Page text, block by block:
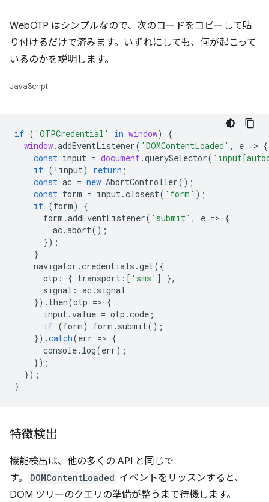
WebOTP はシンプルなので、次のコードをコピーして貼
り付けるだけで済みます。いずれにしても、何が起こって
いるのかを説明します。
JavaScript
if ( 'OTPCredential' in window)
{
window.addEventListener( 'DOMContentLoaded' , e => {
const input = document.querySelector(
if ( ! input) return ;
const ac = new AbortController();
const form = input.closest( 'form' );
if (form)
{
form .addEventListener( 'submit' , e => {
ac.abort();
});
}
navigator .credentials .get({
otp : { transport : [ 'sms' ]
},
signal : ac. signal
}). then(otp => {
input.value = otp .code ;
if (form) form . submit();
}).catch(err => {
console. log(err);
});
});
}
特徴検出
機能検出は、他の多くの API と同じで
す。
DOMContentLoaded イベントをリッスンすると、
DOM ツリーのクエリの準備が整うまで待機します。